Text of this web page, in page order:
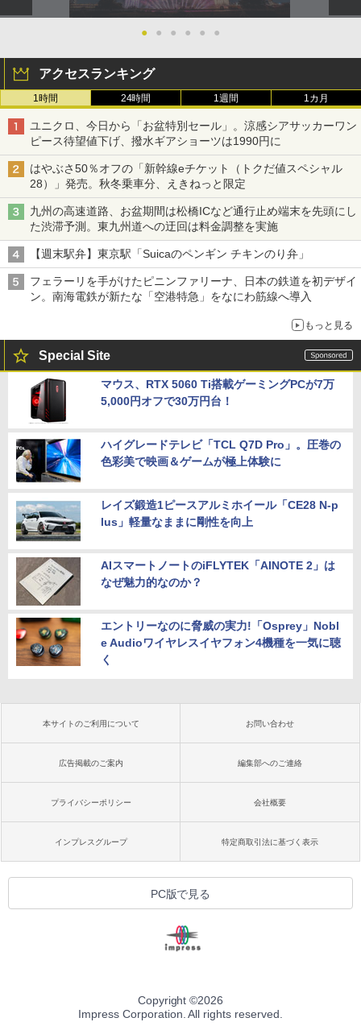
● ● ● ● ● ●
アクセスランキング
1時間 24時間 1週間 1カ月
ユニクロ、今日から「お盆特別セール」。涼感シアサッカーワン
ピース待望値下げ、撥水ギアショーツは1990円に
はやぶさ50％オフの「新幹線eチケット（トクだ値スペシャル
28）」発売。秋冬乗車分、えきねっと限定
九州の高速道路、お盆期間は松橋ICなど通行止め端末を先頭にし
た渋滞予測。東九州道への迂回は料金調整を実施
【週末駅弁】東京駅「Suicaのペンギン チキンのり弁」
フェラーリを手がけたピニンファリーナ、日本の鉄道を初デザイ
ン。南海電鉄が新たな「空港特急」をなにわ筋線へ導入
もっと見る
Special Site
マウス、RTX 5060 Ti搭載ゲーミングPCが7万
5,000円オフで30万円台！
ハイグレードテレビ「TCL Q7D Pro」。圧巻の
色彩美で映画＆ゲームが極上体験に
レイズ鍛造1ピースアルミホイール「CE28 N-p
lus」軽量なままに剛性を向上
AIスマートノートのiFLYTEK「AINOTE 2」は
なぜ魅力的なのか？
エントリーなのに脅威の実力!「Osprey」Nobl
e Audioワイヤレスイヤフォン4機種を一気に聴
く
本サイトのご利用について お問い合わせ
広告掲載のご案内 編集部へのご連絡
プライバシーポリシー 会社概要
インプレスグループ 特定商取引法に基づく表示
PC版で見る
Copyright ©2026
Impress Corporation. All rights reserved.